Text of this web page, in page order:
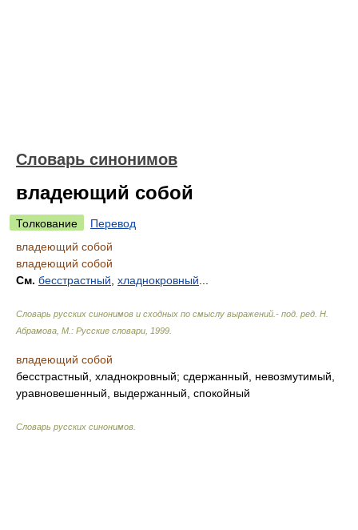
Словарь синонимов
владеющий собой
Толкование
Перевод
владеющий собой
владеющий собой
См. бесстрастный хладнокровный
Словарь русских синонимов и сходных по смыслу выражений.- под. ред. Н.
Абрамова, М.: Русские словари 1999
владеющий собой
бесстрастный, хладнокровный; сдержанный, невозмутимый,
уравновешенный, выдержанный, спокойный
Словарь русских синонимов